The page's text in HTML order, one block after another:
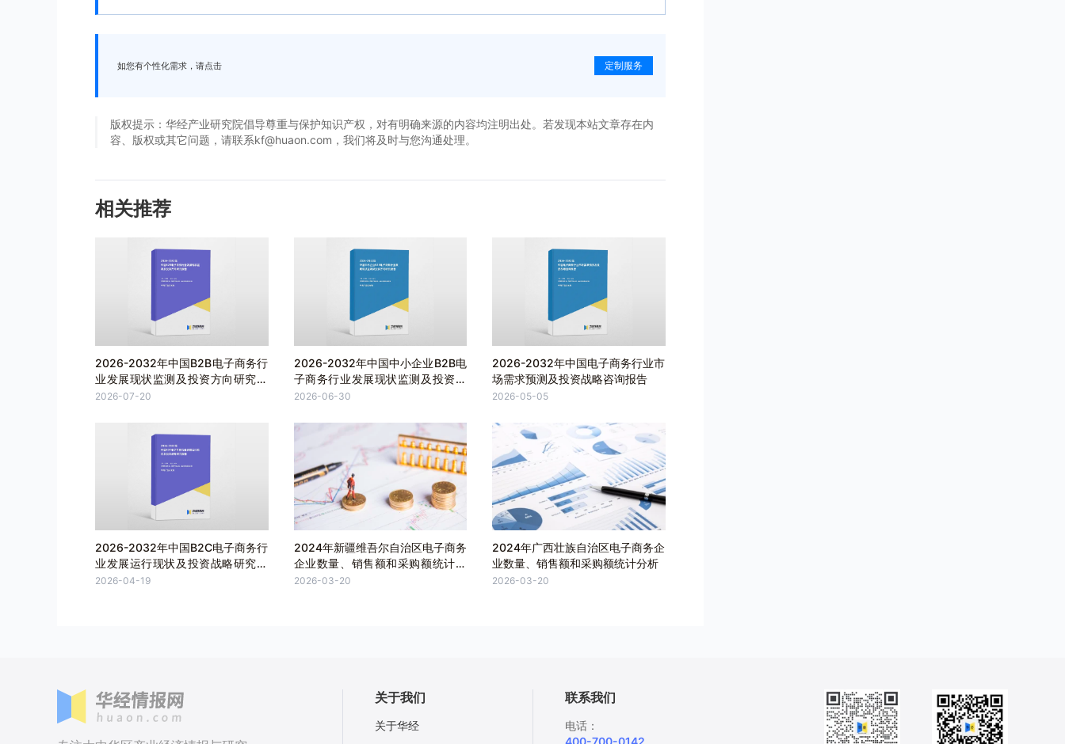
如您有个性化需求，请点击 定制服务
版权提示：华经产业研究院倡导尊重与保护知识产权，对有明确来源的内容均注明出处。若发现本站文章存在内
容、版权或其它问题，请联系kf@huaon.com，我们将及时与您沟通处理。
相关推荐
2026-2032年中国B2B电子商务行
业发展现状监测及投资方向研究报
告
2026-07-20
2026-2032年中国中小企业B2B电
子商务行业发展现状监测及投资方
向研究报告
2026-06-30
2026-2032年中国电子商务行业市
场需求预测及投资战略咨询报告
2026-05-05
2026-2032年中国B2C电子商务行
业发展运行现状及投资战略研究报
告
2026-04-19
2024年新疆维吾尔自治区电子商务
企业数量、销售额和采购额统计分
析
2026-03-20
2024年广西壮族自治区电子商务企
业数量、销售额和采购额统计分析
2026-03-20
关于我们
关于华经
联系我们
电话：